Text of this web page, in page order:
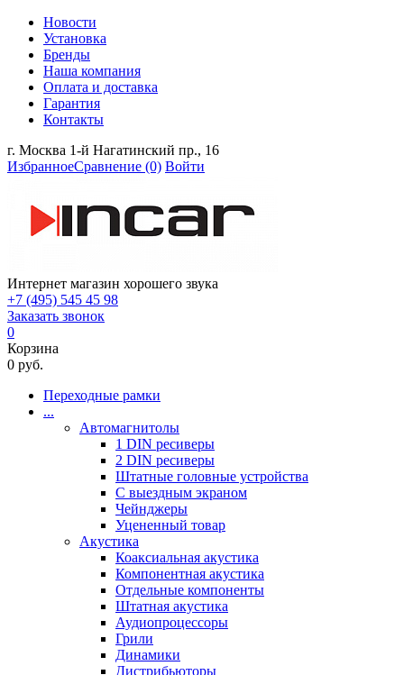
Новости
Установка
Бренды
Наша компания
Оплата и доставка
Гарантия
Контакты
г. Москва 1-й Нагатинский пр., 16
ИзбранноеСравнение (0) Войти
Интернет магазин хорошего звука
+7 (495) 545 45 98
Заказать звонок
0
Корзина
0 руб.
Переходные рамки
...
Автомагнитолы
1 DIN ресиверы
2 DIN ресиверы
Штатные головные устройства
С выездным экраном
Чейнджеры
Уцененный товар
Акустика
Коаксиальная акустика
Компонентная акустика
Отдельные компоненты
Штатная акустика
Аудиопроцессоры
Грили
Динамики
Дистрибьюторы